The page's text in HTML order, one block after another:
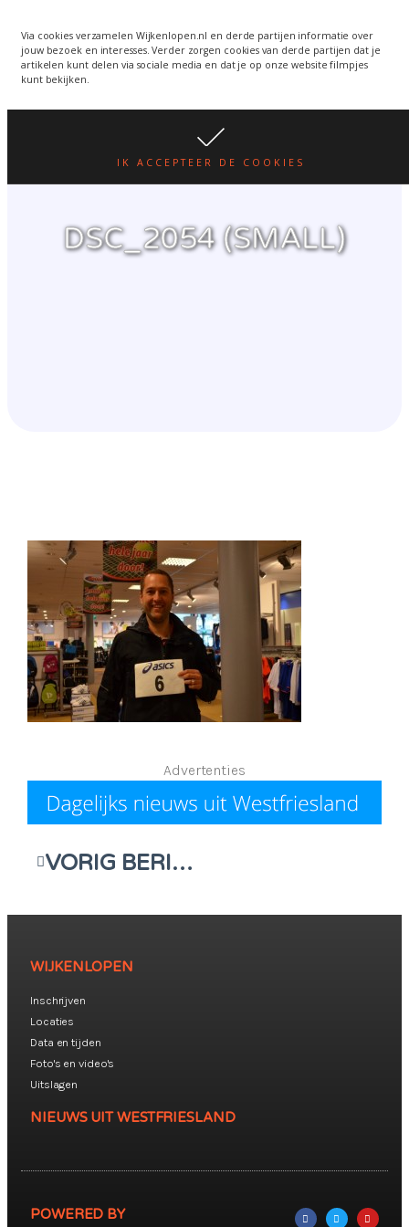
Via cookies verzamelen Wijkenlopen.nl en derde partijen informatie over
jouw bezoek en interesses. Verder zorgen cookies van derde partijen dat je
artikelen kunt delen via sociale media en dat je op onze website filmpjes
kunt bekijken.
IK ACCEPTEER DE COOKIES
wordt een week verplaatst
i.v.m. warmte. lees hier
WIJKENLOPEN.NL
DSC_2054 (SMALL)
Advertenties
VORIG BERICHT
WIJKENLOPEN
Inschrijven
Locaties
Data en tijden
Foto's en video's
Uitslagen
NIEUWS UIT WESTFRIESLAND
POWERED BY